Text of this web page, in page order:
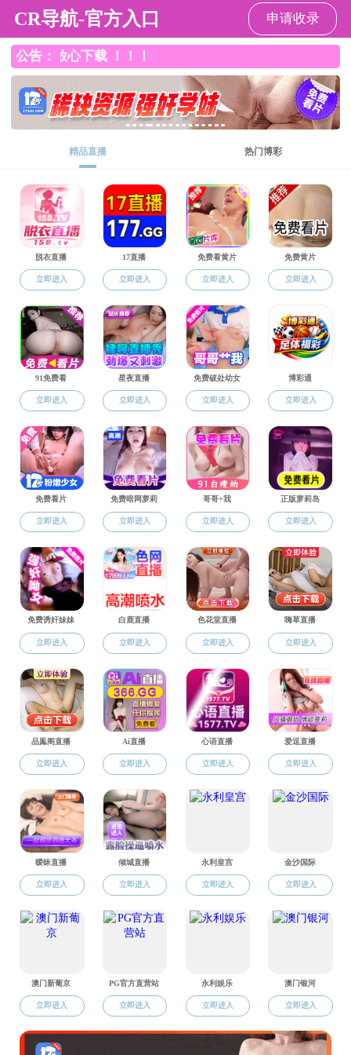
小宝影院
小宝影院 小宝影院概况 师资队伍 人才培养
小宝影院概况
小宝影院简介
学院领导
历史沿革
组织机构
历史沿革